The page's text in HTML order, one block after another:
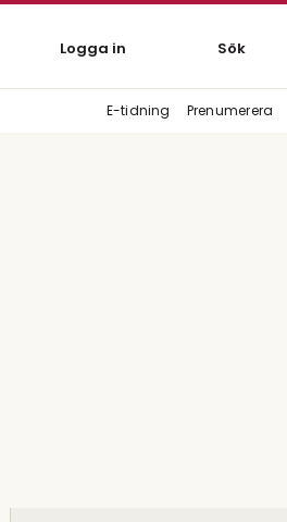
Logga in Sök
E-tidning Prenumerera